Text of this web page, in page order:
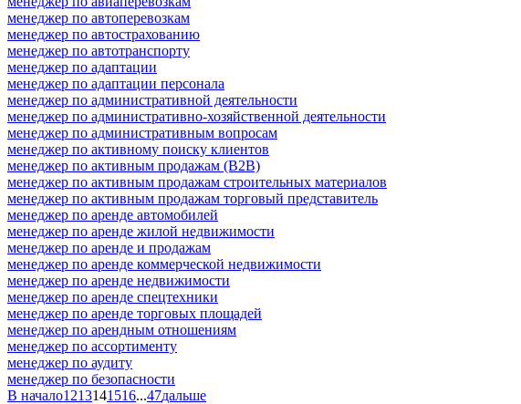
менеджер по автоперевозкам
менеджер по автострахованию
менеджер по автотранспорту
менеджер по адаптации
менеджер по адаптации персонала
менеджер по административной деятельности
менеджер по административно-хозяйственной деятельности
менеджер по административным вопросам
менеджер по активному поиску клиентов
менеджер по активным продажам (B2B)
менеджер по активным продажам строительных материалов
менеджер по активным продажам торговый представитель
менеджер по аренде автомобилей
менеджер по аренде жилой недвижимости
менеджер по аренде и продажам
менеджер по аренде коммерческой недвижимости
менеджер по аренде недвижимости
менеджер по аренде спецтехники
менеджер по аренде торговых площадей
менеджер по арендным отношениям
менеджер по ассортименту
менеджер по аудиту
менеджер по безопасности
В начало1213141516...47дальше